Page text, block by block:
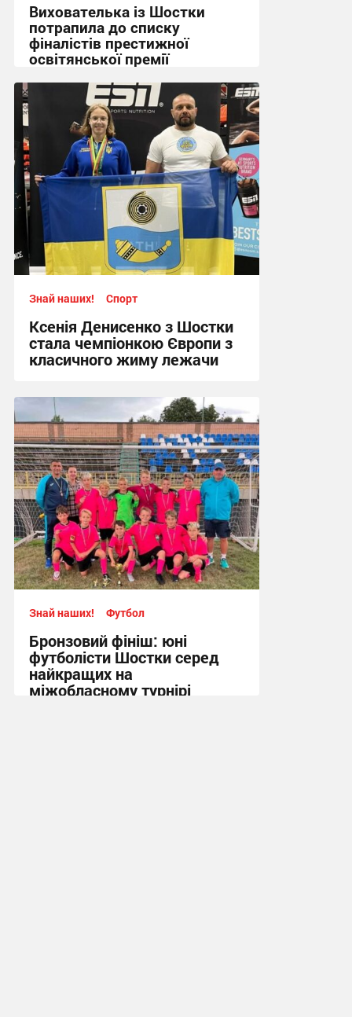
Вихователька із Шостки
потрапила до списку
фіналістів престижної
освітянської премії
14:12 сьогодні
Знай наших! Спорт
Ксенія Денисенко з Шостки
стала чемпіонкою Європи з
класичного жиму лежачи
17:09, 4.08.2026
Знай наших! Футбол
Бронзовий фініш: юні
футболісти Шостки серед
найкращих на
міжобласному турнірі